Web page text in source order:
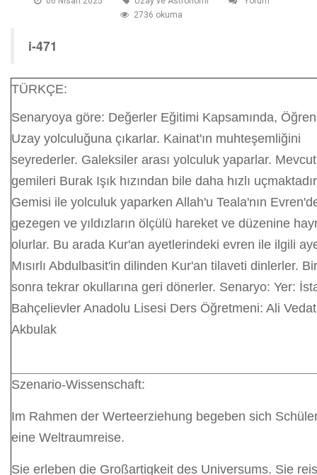
2736 okuma
i-471
TÜRKÇE:
Senaryoya göre: Değerler Eğitimi Kapsamında,
Uzay yolculuğuna çıkarlar. Kainat'ın muhteşemliğini
seyrederler. Galeksiler arası yolculuk yaparlar. Mevcut
gemileri Burak Işık hızından bile daha hızlı
Gemisi ile yolculuk yaparken Allah'u Teala'nın
gezegen ve yıldızların ölçülü hareket ve düzenine
olurlar. Bu arada Kur'an ayetlerindeki evren ile ilgili
Mısırlı Abdulbasit'in dilinden Kur'an tilaveti dinlerler.
sonra tekrar okullarına geri dönerler. Senaryo: Yer:
Bahçelievler Anadolu Lisesi Ders Öğretmeni: Ali Vedat
Akbulak
Szenario-Wissenschaft:
Im Rahmen der Werteerziehung begeben sich
eine Weltraumreise.
Sie erleben die Großartigkeit des Universums. Sie